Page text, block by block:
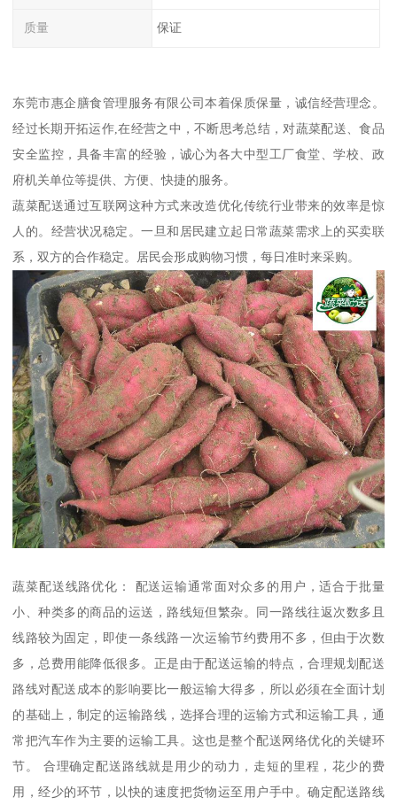
质量 保证
东莞市惠企膳食管理服务有限公司本着保质保量，诚信经营理念。
经过长期开拓运作,在经营之中，不断思考总结，对蔬菜配送、食品
安全监控，具备丰富的经验，诚心为各大中型工厂食堂、学校、政
府机关单位等提供、方便、快捷的服务。
蔬菜配送通过互联网这种方式来改造优化传统行业带来的效率是惊
人的。经营状况稳定。一旦和居民建立起日常蔬菜需求上的买卖联
系，双方的合作稳定。居民会形成购物习惯，每日准时来采购。
蔬菜配送线路优化： 配送运输通常面对众多的用户，适合于批量
小、种类多的商品的运送，路线短但繁杂。同一路线往返次数多且
线路较为固定，即使一条线路一次运输节约费用不多，但由于次数
多，总费用能降低很多。正是由于配送运输的特点，合理规划配送
路线对配送成本的影响要比一般运输大得多，所以必须在全面计划
的基础上，制定的运输路线，选择合理的运输方式和运输工具，通
常把汽车作为主要的运输工具。这也是整个配送网络优化的关键环
节。 合理确定配送路线就是用少的动力，走短的里程，花少的费
用，经少的环节，以快的速度把货物运至用户手中。确定配送路线